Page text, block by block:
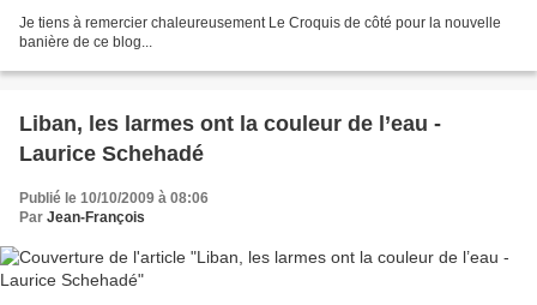
Je tiens à remercier chaleureusement Le Croquis de côté pour la nouvelle
banière de ce blog...
Liban, les larmes ont la couleur de l’eau -
Laurice Schehadé
Publié le 10/10/2009 à 08:06
Par Jean-François